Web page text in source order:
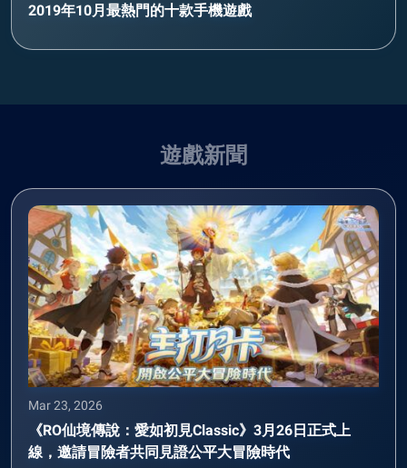
2019年10月最熱門的十款手機遊戲
遊戲新聞
Mar 23, 2026
《RO仙境傳說：愛如初見Classic》3月26日正式上
線，邀請冒險者共同見證公平大冒險時代